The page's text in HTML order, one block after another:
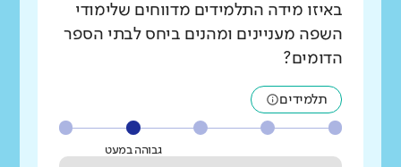
באיזו מידה התלמידים מדווחים שלימודי
השפה מעניינים ומהנים ביחס לבתי הספר
הדומים?
תלמידים
גבוהה במעט